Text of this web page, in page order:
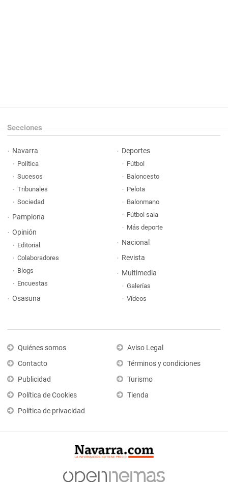
Secciones
Navarra
Política
Sucesos
Tribunales
Sociedad
Pamplona
Opinión
Editorial
Colaboradores
Blogs
Encuestas
Osasuna
Deportes
Fútbol
Baloncesto
Pelota
Balonmano
Fútbol sala
Más deporte
Nacional
Revista
Multimedia
Galerías
Vídeos
Quiénes somos
Contacto
Publicidad
Política de Cookies
Política de privacidad
Aviso Legal
Términos y condiciones
Turismo
Tienda